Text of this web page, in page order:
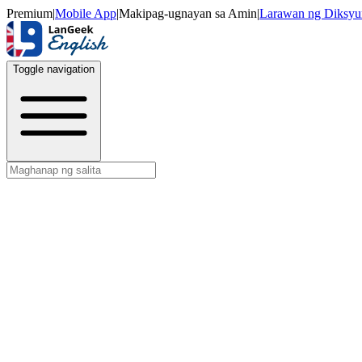
Premium|Mobile App|Makipag-ugnayan sa Amin|Larawan ng
Toggle navigation